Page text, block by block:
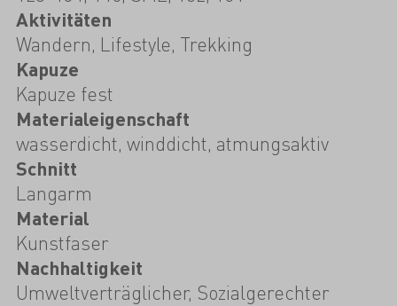
Aktivitäten
Wandern, Lifestyle, Trekking
Kapuze
Kapuze fest
Materialeigenschaft
wasserdicht, winddicht, atmungsaktiv
Schnitt
Langarm
Material
Kunstfaser
Nachhaltigkeit
Umweltverträglicher, Sozialgerechter